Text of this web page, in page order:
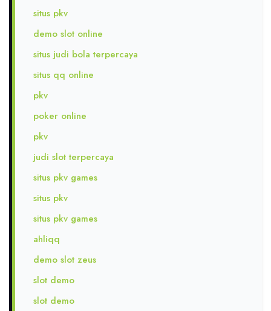
situs pkv
demo slot online
situs judi bola terpercaya
situs qq online
pkv
poker online
pkv
judi slot terpercaya
situs pkv games
situs pkv
situs pkv games
ahliqq
demo slot zeus
slot demo
slot demo